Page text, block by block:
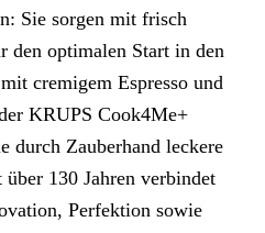
Sie sorgen mit frisch
den optimalen Start in den
cremigem Espresso und
KRUPS Cook4Me+
durch Zauberhand leckere
130 Jahren verbindet
Perfektion sowie